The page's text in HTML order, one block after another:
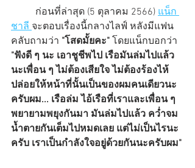
          ก่อนที่ล่าสุด (5 ตุลาคม 2566)
แน็ก
ชาลี จะตอบเรื่องนี้กลางไลฟ์ หลังมีแฟน
คลับถามว่า "โสดมั้ยคะ" โดยแน็กบอกว่า
"ฟังดี ๆ นะ เอาชูชีพไป เรือมันล่มไปแล้ว
นะเพื่อน ๆ ไม่ต้องเสียใจ ไม่ต้องร้องไห้
ปล่อยให้หน้าที่นั้นเป็นของผมคนเดียวนะ
ครับผม... เรือล่ม ไอ้เรือที่เราและเพื่อน ๆ
พยายามพยุงกันมา มันล่มไปแล้ว คว่ำจม
น้ำตายกันเต็มไปหมดเลย แต่ไม่เป็นไรนะ
ครับ เราเป็นกำลังใจอยู่ด้วยกันนะครับผม"